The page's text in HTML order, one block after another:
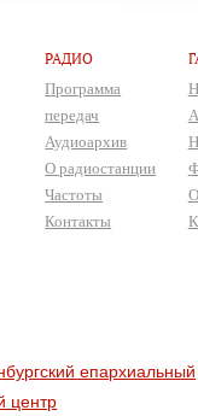
РАДИО
Программа
передач
Аудиоархив
О радиостанции
Частоты
Контакты
епархиальный
центр